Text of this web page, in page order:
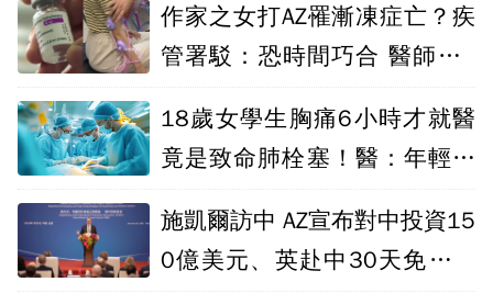
作家之女打AZ罹漸凍症亡？疾
管署駁：恐時間巧合 醫師提2
18歲女學生胸痛6小時才就醫
竟是致命肺栓塞！醫：年輕人
施凱爾訪中 AZ宣布對中投資15
0億美元、英赴中30天免簽拍